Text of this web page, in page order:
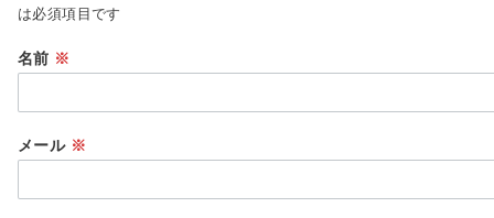
は必須項目です
名前 ※
メール ※